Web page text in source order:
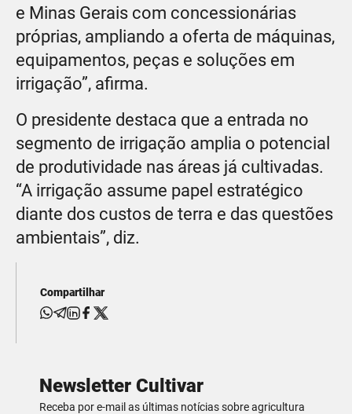
e Minas Gerais com concessionárias
próprias, ampliando a oferta de máquinas,
equipamentos, peças e soluções em
irrigação”, afirma.
O presidente destaca que a entrada no
segmento de irrigação amplia o potencial
de produtividade nas áreas já cultivadas.
“A irrigação assume papel estratégico
diante dos custos de terra e das questões
ambientais”, diz.
Compartilhar
Newsletter Cultivar
Receba por e-mail as últimas notícias sobre agricultura